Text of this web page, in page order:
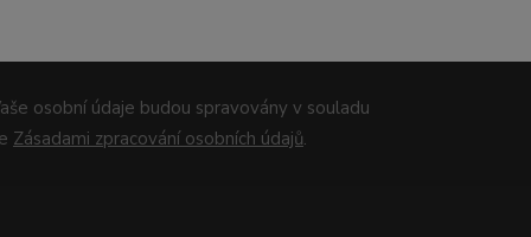
osobní údaje budou spravovány v souladu
Zásadami zpracování osobních údajů.